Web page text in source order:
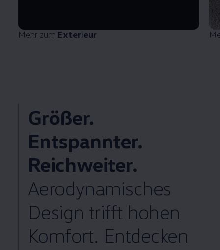
Mehr zum Exterieur
Größer.
Entspannter.
Reichweiter.
Aerodynamisches
Design trifft hohen
Komfort. Entdecken